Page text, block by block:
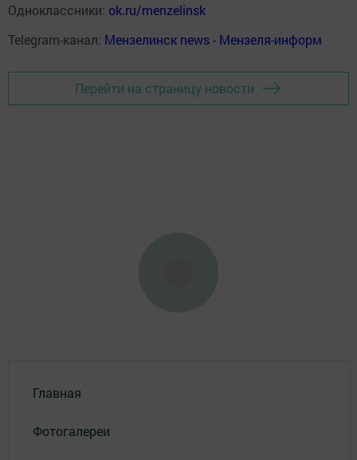
Одноклассники: ok.ru/menzelinsk
Telegram-канал: Мензелинск news - Мензеля-информ
Перейти на страницу новости
Главная
Фотогалереи